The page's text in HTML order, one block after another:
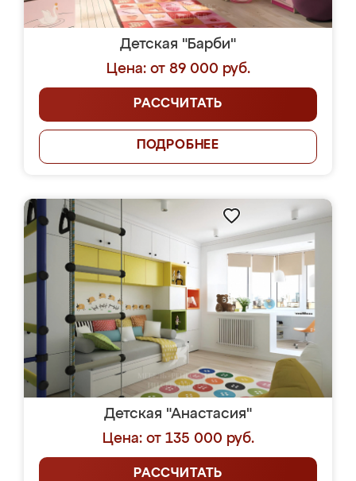
Детская "Барби"
Цена: от 89 000 руб.
РАССЧИТАТЬ
ПОДРОБНЕЕ
Детская "Анастасия"
Цена: от 135 000 руб.
РАССЧИТАТЬ